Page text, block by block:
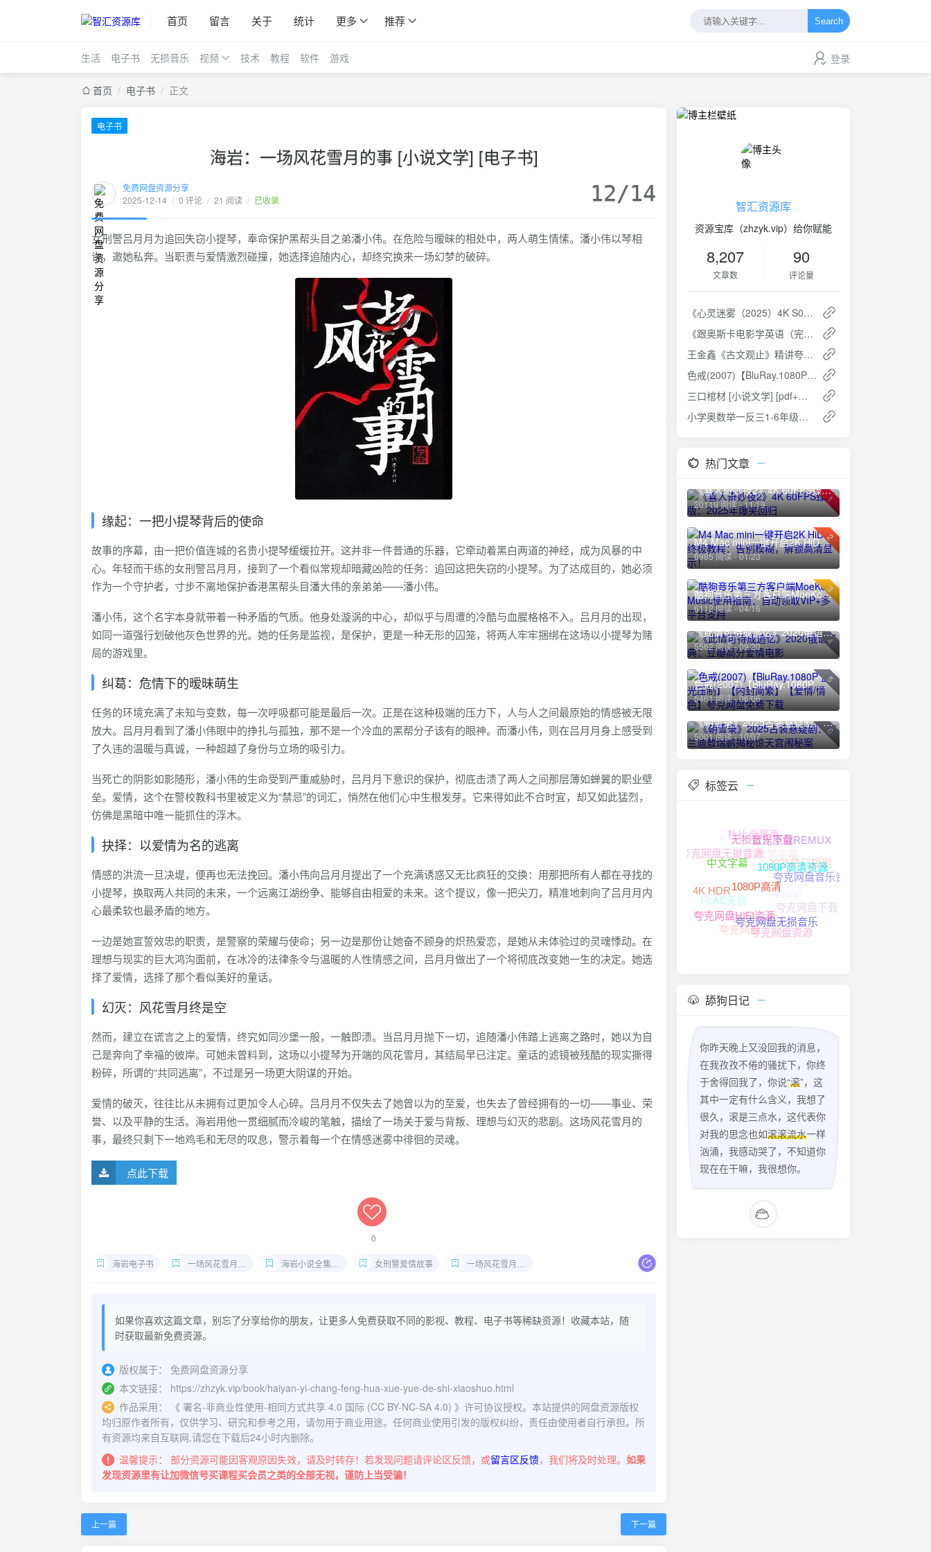
首页 留言 关于 统计 更多 推荐 Search
生活 电子书 无损音乐 视频 技术 教程 软件 游戏 登录
首页 / 电子书 / 正文
电子书
海岩：一场风花雪月的事 [小说文学] [电子书]
免费网盘资源分享
2025-12-14 / 0 评论 / 21 阅读 / 已收录 12/14
女刑警吕月月为追回失窃小提琴，奉命保护黑帮头目之弟潘小伟。在危险与暧昧的相处中，两人萌生情愫。潘小伟以琴相
许，邀她私奔。当职责与爱情激烈碰撞，她选择追随内心，却终究换来一场幻梦的破碎。
缘起：一把小提琴背后的使命
故事的序幕，由一把价值连城的名贵小提琴缓缓拉开。这并非一件普通的乐器，它牵动着黑白两道的神经，成为风暴的中
心。年轻而干练的女刑警吕月月，接到了一个看似常规却暗藏凶险的任务：追回这把失窃的小提琴。为了达成目的，她必须
作为一个守护者，寸步不离地保护香港黑帮头目潘大伟的亲弟弟——潘小伟。
潘小伟，这个名字本身就带着一种矛盾的气质。他身处漩涡的中心，却似乎与周遭的冷酷与血腥格格不入。吕月月的出现，
如同一道强行划破他灰色世界的光。她的任务是监视，是保护，更是一种无形的囚笼，将两人牢牢捆绑在这场以小提琴为赌
局的游戏里。
纠葛：危情下的暧昧萌生
任务的环境充满了未知与变数，每一次呼吸都可能是最后一次。正是在这种极端的压力下，人与人之间最原始的情感被无限
放大。吕月月看到了潘小伟眼中的挣扎与孤独，那不是一个冷血的黑帮分子该有的眼神。而潘小伟，则在吕月月身上感受到
了久违的温暖与真诚，一种超越了身份与立场的吸引力。
当死亡的阴影如影随形，潘小伟的生命受到严重威胁时，吕月月下意识的保护，彻底击溃了两人之间那层薄如蝉翼的职业壁
垒。爱情，这个在警校教科书里被定义为“禁忌”的词汇，悄然在他们心中生根发芽。它来得如此不合时宜，却又如此猛烈，
仿佛是黑暗中唯一能抓住的浮木。
抉择：以爱情为名的逃离
情感的洪流一旦决堤，便再也无法挽回。潘小伟向吕月月提出了一个充满诱惑又无比疯狂的交换：用那把所有人都在寻找的
小提琴，换取两人共同的未来，一个远离江湖纷争、能够自由相爱的未来。这个提议，像一把尖刀，精准地刺向了吕月月内
心最柔软也最矛盾的地方。
一边是她宣誓效忠的职责，是警察的荣耀与使命；另一边是那份让她奋不顾身的炽热爱恋，是她从未体验过的灵魂悸动。在
理想与现实的巨大鸿沟面前，在冰冷的法律条令与温暖的人性情感之间，吕月月做出了一个将彻底改变她一生的决定。她选
择了爱情，选择了那个看似美好的童话。
幻灭：风花雪月终是空
然而，建立在谎言之上的爱情，终究如同沙堡一般，一触即溃。当吕月月抛下一切，追随潘小伟踏上逃离之路时，她以为自
己是奔向了幸福的彼岸。可她未曾料到，这场以小提琴为开端的风花雪月，其结局早已注定。童话的滤镜被残酷的现实撕得
粉碎，所谓的“共同逃离”，不过是另一场更大阴谋的开始。
爱情的破灭，往往比从未拥有过更加令人心碎。吕月月不仅失去了她曾以为的至爱，也失去了曾经拥有的一切——事业、荣
誉、以及平静的生活。海岩用他一贯细腻而冷峻的笔触，描绘了一场关于爱与背叛、理想与幻灭的悲剧。这场风花雪月的
事，最终只剩下一地鸡毛和无尽的叹息，警示着每一个在情感迷雾中徘徊的灵魂。
点此下载
0
海岩电子书 一场风花雪月的事下载 海岩小说全集下载 女刑警爱情故事 一场风花雪月的事 txt下载
如果你喜欢这篇文章，别忘了分享给你的朋友，让更多人免费获取不同的影视、教程、电子书等稀缺资源！收藏本站，随
时获取最新免费资源。
版权属于：
免费网盘资源分享
本文链接：
https://zhzyk.vip/book/haiyan-yi-chang-feng-hua-xue-yue-de-shi-xiaoshuo.html
作品采用：
《 署名-非商业性使用-相同方式共享 4.0 国际 (CC BY-NC-SA 4.0) 》许可协议授权。本站提供的网盘资源版权
均归原作者所有，仅供学习、研究和参考之用，请勿用于商业用途。任何商业使用引发的版权纠纷，责任由使用者自行承担。所
有资源均来自互联网,请您在下载后24小时内删除。
温馨提示：
部分资源可能因客观原因失效，请及时转存！若发现问题请评论区反馈，或留言区反馈，我们将及时处理。 如果
发现资源里有让加微信号买课程买会员之类的全部无视，谨防上当受骗！
上一篇 下一篇
智汇资源库
资源宝库（zhzyk.vip）给你赋能
8,207
文章数
90
评论量
《心灵迷雾（2025）4K S01E01 - E09》夸克网盘高速下载+免费资源
《跟奥斯卡电影学英语（完结）》夸克网盘高速下载+免费资源
王金鑫《古文观止》精讲夸克网盘免费下载
色戒(2007)【BluRay.1080P 蓝光压制】【内封简繁】【爱情/情色】夸克网盘免费下载
三口棺材 [小说文学] [pdf+全格式]免费下载
小学奥数举一反三1-6年级课程 - 免费下载
热门文章
1
《喜人奇妙夜2》4K 60FPS臻彩版：2025年爆笑回归
20119 阅读 - 11/19
2
M4 Mac mini一键开启2K HiDPI终极教程：告别模糊，解锁高清显示！
6985 阅读 - 01/23
3
酷狗音乐第三方客户端MoeKoe Music使用指南：自动领取VIP+多平台支持
6112 阅读 - 04/16
4
《此情可待成追忆》2020俄语经典：豆瓣高分爱情电影
5562 阅读 - 09/20
5
色戒(2007)【BluRay.1080P 蓝光压制】【内封简繁】【爱情/情色】夸克网盘免费下载
5461 阅读 - 06/06
6
《朝雪录》2025古装悬疑剧：李兰迪敖瑞鹏揭秘惊天宫闱秘案
5001 阅读 - 10/07
标签云
夸克网盘无损音乐
夸克网盘资源
夸克网盘下载
夸克网盘音乐资源
1080P高清资源
1080P高清
夸克网盘HIFI资源
夸克网盘
夸克网盘音乐
1080P
2025热门短剧
蓝光原盘REMUX
无损音乐下载
中文字幕
4K HDR
FLAC无损
1080P蓝光原盘REMUX
内封简繁字幕
杜比全景声
夸克网盘无损音源
舔狗日记
你昨天晚上又没回我的消息，
在我孜孜不倦的骚扰下，你终
于舍得回我了，你说“滚”，这
其中一定有什么含义，我想了
很久，滚是三点水，这代表你
对我的思念也如滚滚流水一样
汹涌，我感动哭了，不知道你
现在在干嘛，我很想你。